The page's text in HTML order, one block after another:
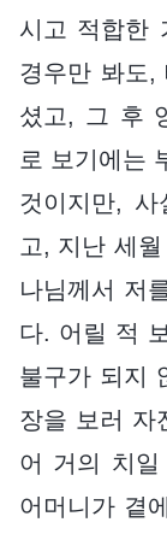
시고 적합한
경우만 봐도,
셨고, 그 후
로 보기에는
것이지만,
고, 지난 세
나님께서 저
다. 어릴 적
불구가 되지
장을 보러 자
어 거의 치일
어머니가 곁